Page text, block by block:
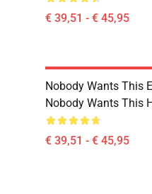
€ 39,51 - € 45,95
Nobody Wants This
Nobody Wants This
€ 39,51 - € 45,95